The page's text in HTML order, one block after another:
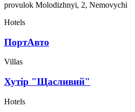
provulok Molodizhnyi, 2, Nemovychi
Hotels
ПортАвто
Villas
Хутір "Щасливий"
Hotels